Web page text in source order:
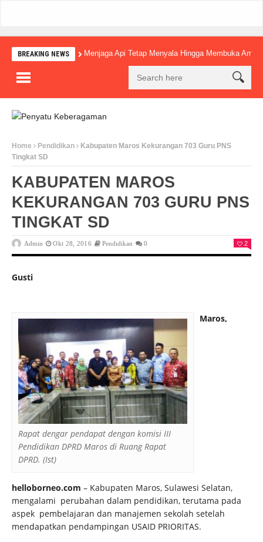
BREAKING NEWS Menjaga Api Tetap Menyala Hingga Membuka
Home Pendidikan
Kabupaten Maros Kekurangan 703 Guru PNS
Tingkat SD
KABUPATEN MAROS
KEKURANGAN 703 GURU PNS
TINGKAT SD
Admin Okt 28, 2016 Pendidikan 0 2
Gusti
Rapat dengar pendapat dengan komisi III
Pendidikan DPRD Maros di Ruang Rapat
DPRD. (Ist)
Maros,
helloborneo.com – Kabupaten Maros, Sulawesi Selatan,
mengalami perubahan dalam pendidikan, terutama pada
aspek pembelajaran dan manajemen sekolah setelah
mendapatkan pendampingan USAID PRIORITAS.